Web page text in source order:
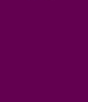
will be closed for